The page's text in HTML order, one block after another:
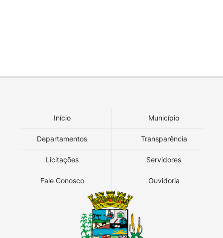
Início Município
Departamentos Transparência
Licitações Servidores
Fale Conosco Ouvidoria